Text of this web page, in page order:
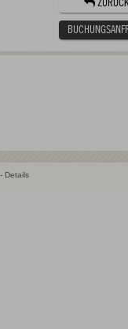
ZURÜCK
Details